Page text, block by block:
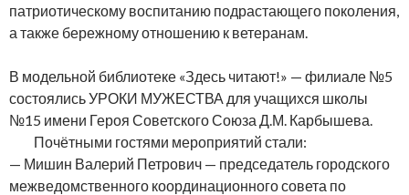
патриотическому воспитанию подрастающего поколения,
а также бережному отношению к ветеранам.
В модельной библиотеке «Здесь читают!» — филиале №5
состоялись УРОКИ МУЖЕСТВА для учащихся школы
№15 имени Героя Советского Союза Д.М. Карбышева.
Почётными гостями мероприятий стали:
— Мишин Валерий Петрович — председатель городского
межведомственного координационного совета по